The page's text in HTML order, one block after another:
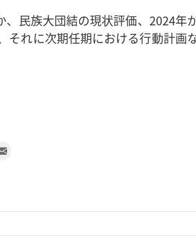
民族大団結の現状評価、2024年
それに次期任期における行動計画